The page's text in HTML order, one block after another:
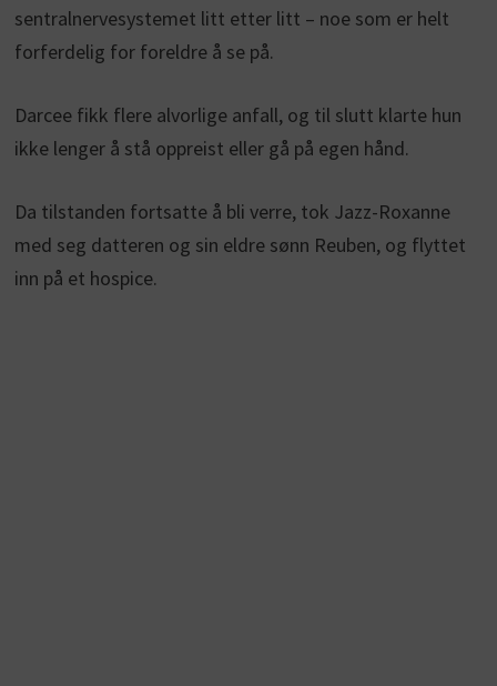
sentralnervesystemet litt etter litt – noe som er helt
forferdelig for foreldre å se på.
Darcee fikk flere alvorlige anfall, og til slutt klarte hun
ikke lenger å stå oppreist eller gå på egen hånd.
Da tilstanden fortsatte å bli verre, tok Jazz-Roxanne
med seg datteren og sin eldre sønn Reuben, og flyttet
inn på et hospice.